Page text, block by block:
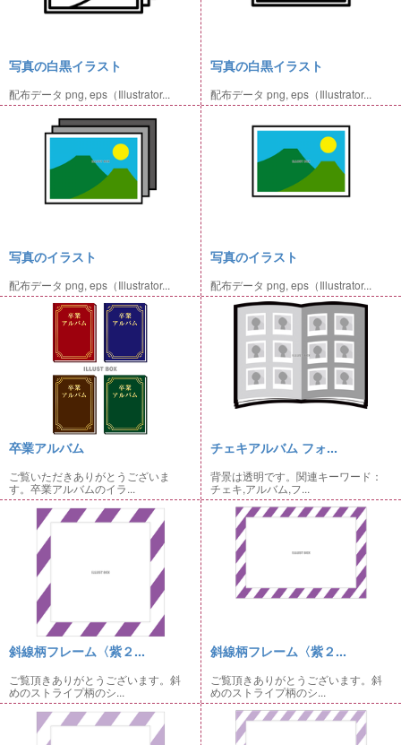
写真の白黒イラスト
配布データ png, eps（Illustrator...
写真の白黒イラスト
配布データ png, eps（Illustrator...
写真のイラスト
配布データ png, eps（Illustrator...
写真のイラスト
配布データ png, eps（Illustrator...
卒業アルバム
ご覧いただきありがとうございま
す。卒業アルバムのイラ...
チェキアルバム フォ...
背景は透明です。関連キーワード：
チェキ,アルバム,フ...
斜線柄フレーム〈紫２...
ご覧頂きありがとうございます。斜
めのストライプ柄のシ...
斜線柄フレーム〈紫２...
ご覧頂きありがとうございます。斜
めのストライプ柄のシ...